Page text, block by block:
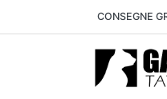
CONSEGNE